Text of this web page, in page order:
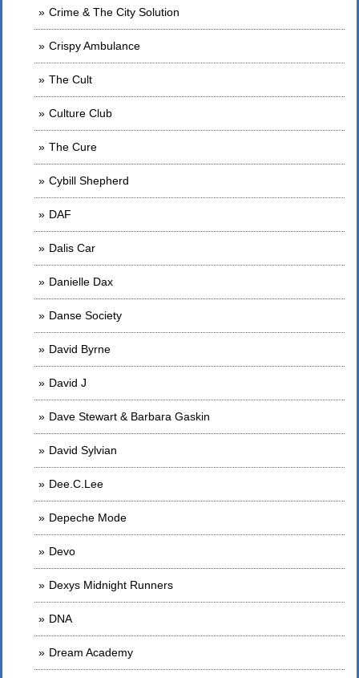
Crime & The City Solution
Crispy Ambulance
The Cult
Culture Club
The Cure
Cybill Shepherd
DAF
Dalis Car
Danielle Dax
Danse Society
David Byrne
David J
Dave Stewart & Barbara Gaskin
David Sylvian
Dee.C.Lee
Depeche Mode
Devo
Dexys Midnight Runners
DNA
Dream Academy